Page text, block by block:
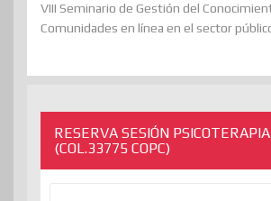
VIII Seminario de Gestión del
Comunidades en línea en el sector
RESERVA SESIÓN
(COL.33775 COPC)